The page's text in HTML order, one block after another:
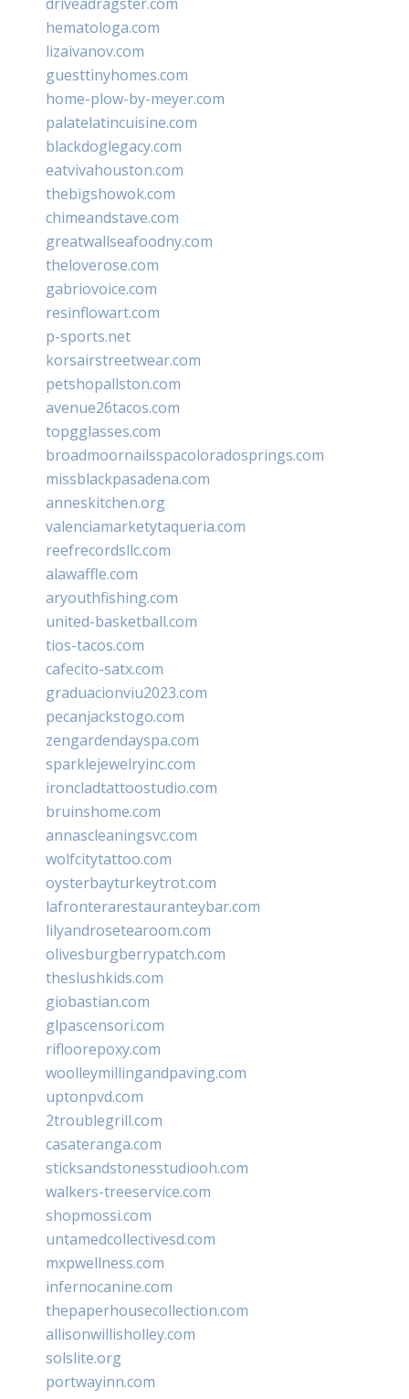
hematologa.com
lizaivanov.com
guesttinyhomes.com
home-plow-by-meyer.com
palatelatincuisine.com
blackdoglegacy.com
eatvivahouston.com
thebigshowok.com
chimeandstave.com
greatwallseafoodny.com
theloverose.com
gabriovoice.com
resinflowart.com
p-sports.net
korsairstreetwear.com
petshopallston.com
avenue26tacos.com
topgglasses.com
broadmoornailsspacoloradosprings.com
missblackpasadena.com
anneskitchen.org
valenciamarketytaqueria.com
reefrecordsllc.com
alawaffle.com
aryouthfishing.com
united-basketball.com
tios-tacos.com
cafecito-satx.com
graduacionviu2023.com
pecanjackstogo.com
zengardendayspa.com
sparklejewelryinc.com
ironcladtattoostudio.com
bruinshome.com
annascleaningsvc.com
wolfcitytattoo.com
oysterbayturkeytrot.com
lafronterarestauranteybar.com
lilyandrosetearoom.com
olivesburgberrypatch.com
theslushkids.com
giobastian.com
glpascensori.com
rifloorepoxy.com
woolleymillingandpaving.com
uptonpvd.com
2troublegrill.com
casateranga.com
sticksandstonesstudiooh.com
walkers-treeservice.com
shopmossi.com
untamedcollectivesd.com
mxpwellness.com
infernocanine.com
thepaperhousecollection.com
allisonwillisholley.com
solslite.org
portwayinn.com